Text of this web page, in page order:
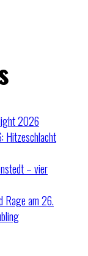
2026
Hitzeschlacht
– vier
Rage am 26.